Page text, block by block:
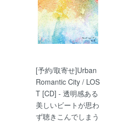
[予約/取寄せ]Urban
Romantic City / LOS
T [CD] - 透明感ある
美しいビートが思わ
ず聴きこんでしまう